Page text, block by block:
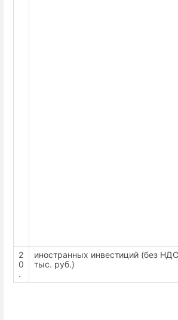
2
0
.
иностранных инвестиций (без
тыс. руб.)